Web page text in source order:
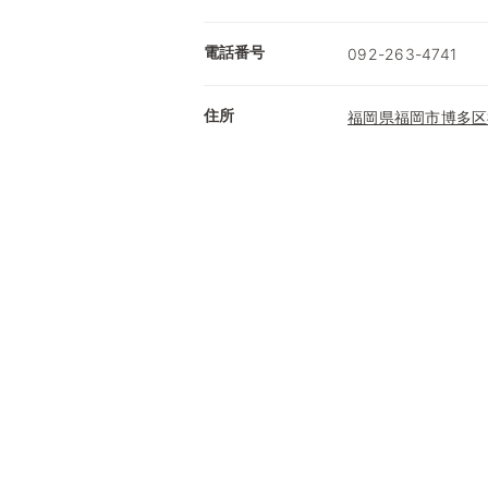
電話番号 092-263-4741
住所 福岡県福岡市博多